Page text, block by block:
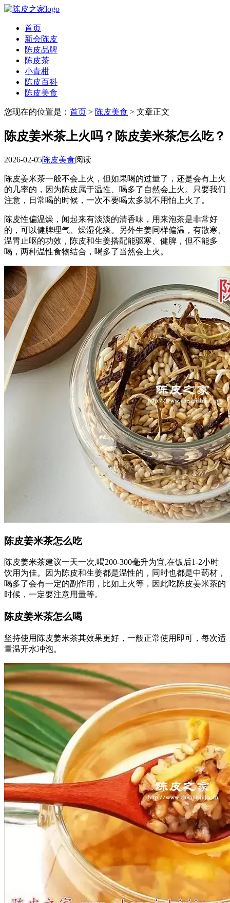
首页
新会陈皮
陈皮品牌
陈皮茶
小青柑
陈皮百科
陈皮美食
您现在的位置是： 首页 > 陈皮美食 > 文章正文
陈皮姜米茶上火吗？陈皮姜米茶怎么吃？
2026-02-05陈皮美食阅读
陈皮姜米茶一般不会上火，但如果喝的过量了，还是会有上火
的几率的，因为陈皮属于温性、喝多了自然会上火。只要我们
注意，日常喝的时候，一次不要喝太多就不用怕上火了。
陈皮性偏温燥，闻起来有淡淡的清香味，用来泡茶是非常好
的，可以健脾理气、燥湿化痰。另外生姜同样偏温，有散寒、
温胃止呕的功效，陈皮和生姜搭配能驱寒、健脾，但不能多
喝，两种温性食物结合，喝多了当然会上火。
陈皮姜米茶怎么吃
陈皮姜米茶建议一天一次,喝200-300毫升为宜,在饭后1-2小时
饮用为佳。因为陈皮和生姜都是温性的，同时也都是中药材，
喝多了会有一定的副作用，比如上火等，因此吃陈皮姜米茶的
时候，一定要注意用量等。
陈皮姜米茶怎么喝
坚持使用陈皮姜米茶其效果更好，一般正常使用即可，每次适
量温开水冲泡。